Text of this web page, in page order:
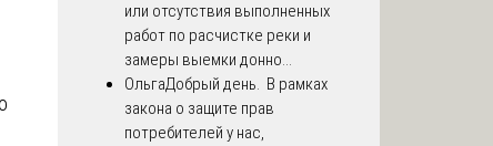
или отсутствия выполненных
работ по расчистке реки и
замеры выемки донно...
ОльгаДобрый день. В рамках
закона о защите прав
потребителей у нас,